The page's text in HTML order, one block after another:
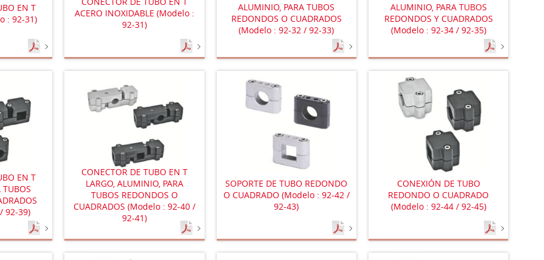
EN T
: 92-31)
ACERO INOXIDABLE (Modelo :
92-31)
ALUMINIO, PARA TUBOS
REDONDOS O CUADRADOS
(Modelo : 92-32 / 92-33)
ALUMINIO, PARA TUBOS
REDONDOS Y CUADRADOS
(Modelo : 92-34 / 92-35)
EN T
92-39)
CONECTOR DE TUBO EN T
LARGO, ALUMINIO, PARA
TUBOS REDONDOS O
CUADRADOS (Modelo : 92-40 /
92-41)
SOPORTE DE TUBO REDONDO
O CUADRADO (Modelo : 92-42 /
92-43)
CONEXIÓN DE TUBO
REDONDO O CUADRADO
(Modelo : 92-44 / 92-45)